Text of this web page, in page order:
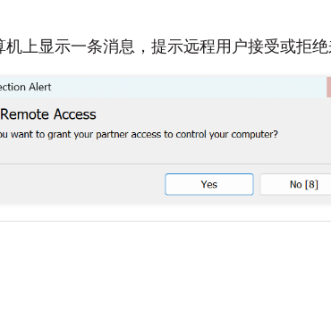
上显示一条消息，提示远程用户接受或拒